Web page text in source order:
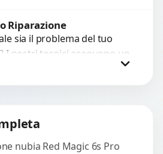
Procedi
Riparazione
sia il problema del tuo
I nostri tecnici eseguono un
con strumenti
nubia Red Magic 6s Pro